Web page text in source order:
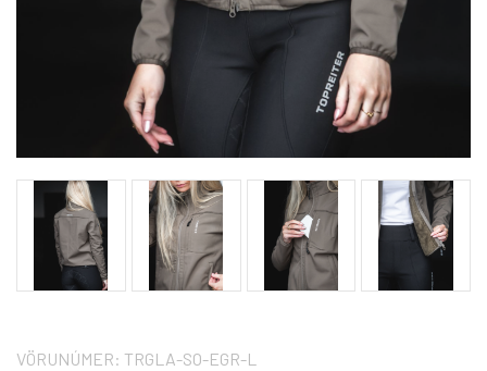
VÖRUNÚMER: TRGLA-SO-EGR-L